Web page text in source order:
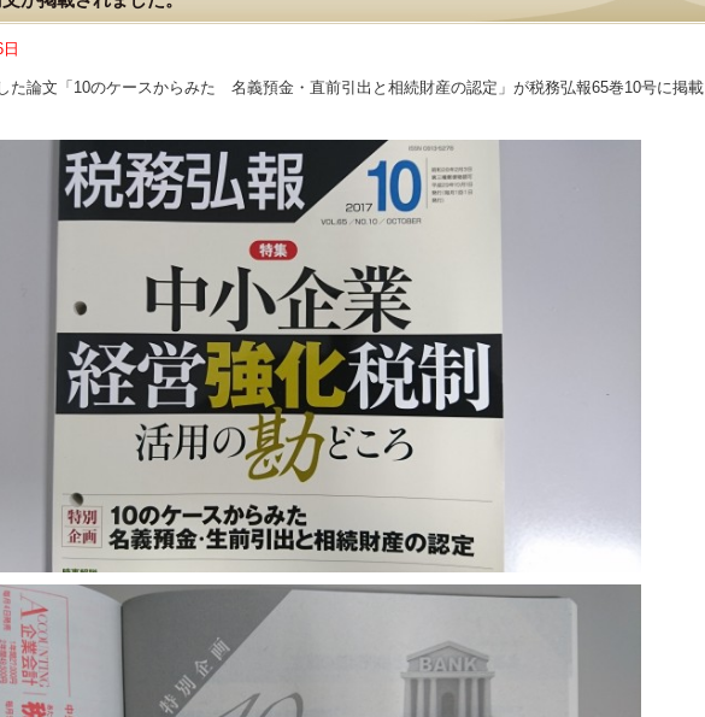
た論文「10のケースからみた 名義預金・直前引出と相続財産の認定」が税務弘報65巻10号に掲載